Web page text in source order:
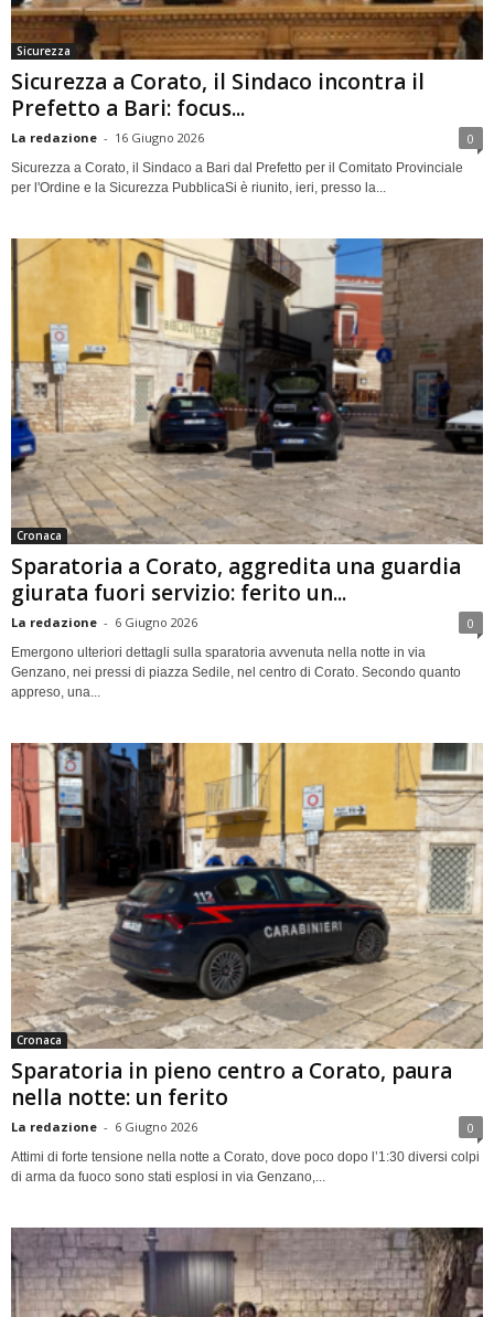
Sicurezza
Sicurezza a Corato, il Sindaco incontra il
Prefetto a Bari: focus...
La redazione - 16 Giugno 2026 0
Sicurezza a Corato, il Sindaco a Bari dal Prefetto per il Comitato Provinciale
per l'Ordine e la Sicurezza PubblicaSi è riunito, ieri, presso la...
Cronaca
Sparatoria a Corato, aggredita una guardia
giurata fuori servizio: ferito un...
La redazione - 6 Giugno 2026 0
Emergono ulteriori dettagli sulla sparatoria avvenuta nella notte in via
Genzano, nei pressi di piazza Sedile, nel centro di Corato. Secondo quanto
appreso, una...
Cronaca
Sparatoria in pieno centro a Corato, paura
nella notte: un ferito
La redazione - 6 Giugno 2026 0
Attimi di forte tensione nella notte a Corato, dove poco dopo l’1:30 diversi colpi
di arma da fuoco sono stati esplosi in via Genzano,...